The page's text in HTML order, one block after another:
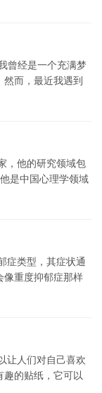
曾经是一个充满梦
然而，最近我遇到
，他的研究领域包
是中国心理学领域
症类型，其症状通
像重度抑郁症那样
让人们对自己喜欢
的贴纸，它可以